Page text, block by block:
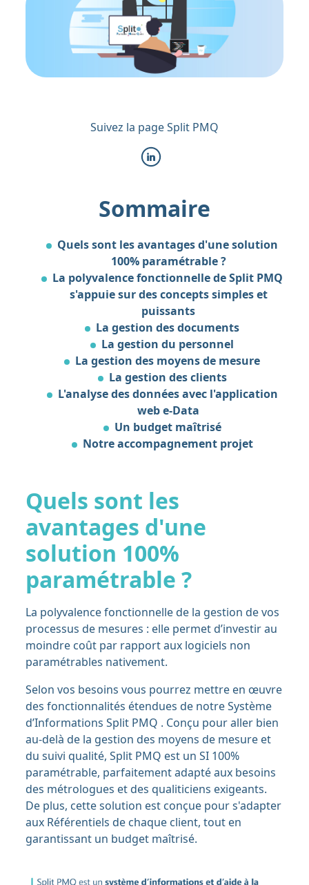
Suivez la page Split PMQ
Quels sont les
avantages d'une
solution 100%
paramétrable ?
La polyvalence fonctionnelle de la gestion de vos
processus de mesures : elle permet d’investir au
moindre coût par rapport aux logiciels non
paramétrables nativement.
Selon vos besoins vous pourrez mettre en œuvre
des fonctionnalités étendues de notre Système
d’Informations Split PMQ . Conçu pour aller bien
au-delà de la gestion des moyens de mesure et
du suivi qualité, Split PMQ est un SI 100%
paramétrable, parfaitement adapté aux besoins
des métrologues et des qualiticiens exigeants.
De plus, cette solution est conçue pour s'adapter
aux Référentiels de chaque client, tout en
garantissant un budget maîtrisé.
Sommaire
Quels sont les avantages d'une solution
100% paramétrable ?
La polyvalence fonctionnelle de Split PMQ
s'appuie sur des concepts simples et
puissants
La gestion des documents
La gestion du personnel
La gestion des moyens de mesure
La gestion des clients
L'analyse des données avec l'application
web e-Data
Un budget maîtrisé
Notre accompagnement projet